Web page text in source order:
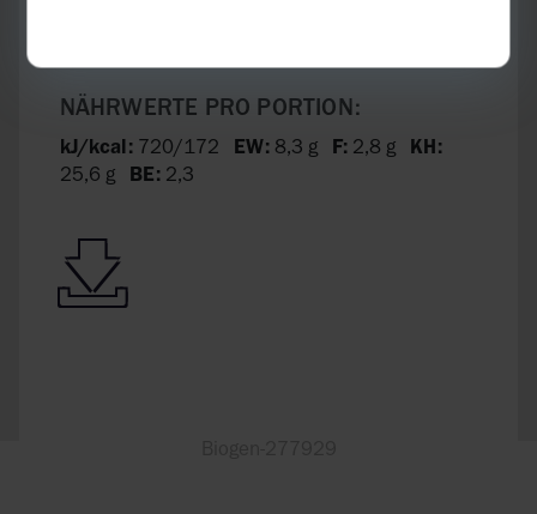
NÄHRWERTE PRO PORTION:
kJ/kcal:720/172 EW: 8,3 gF: 2,8 gKH:
25,6 gBE: 2,3